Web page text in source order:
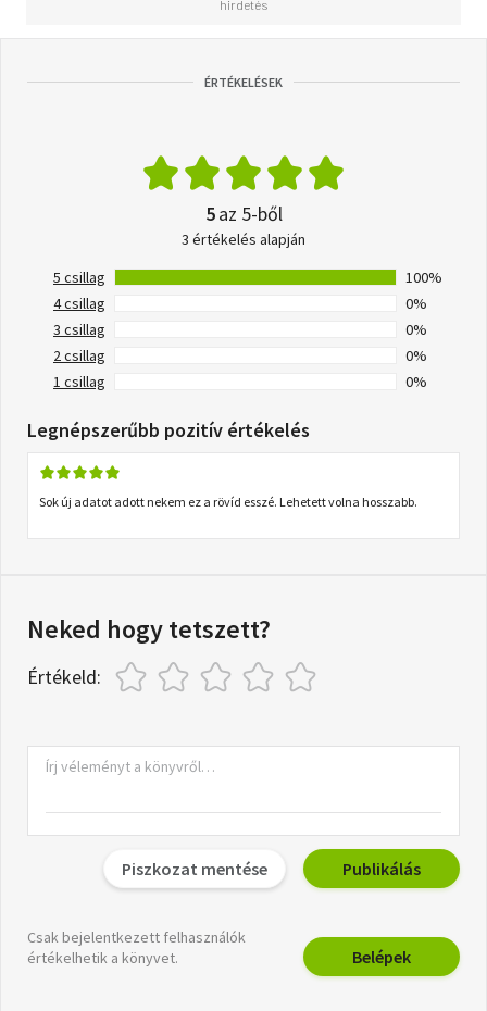
ÉRTÉKELÉSEK
5az 5-ből
3 értékelés alapján
5 csillag
100%
4 csillag
0%
3 csillag
0%
2 csillag
0%
1 csillag
0%
Legnépszerűbb pozitív értékelés
Sok új adatot adott nekem ez a rövíd esszé. Lehetett volna hosszabb.
Neked hogy tetszett?
Értékeld:
Piszkozat mentése Publikálás
Csak bejelentkezett felhasználók
értékelhetik a könyvet.
Belépek